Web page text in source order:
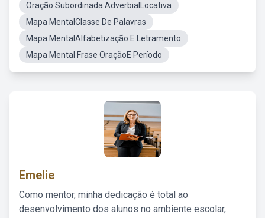
Oração Subordinada AdverbialLocativa
Mapa MentalClasse De Palavras
Mapa MentalAlfabetização E Letramento
Mapa Mental Frase OraçãoE Período
Emelie
Como mentor, minha dedicação é total ao
desenvolvimento dos alunos no ambiente escolar,